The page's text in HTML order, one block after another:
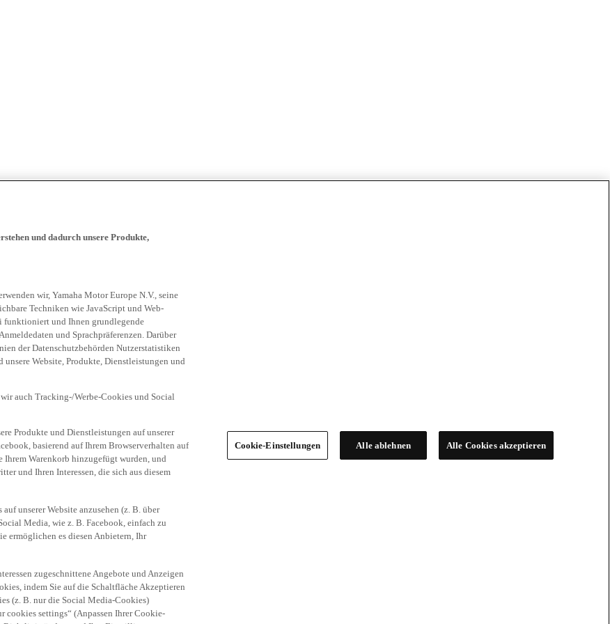
und dadurch unsere Produkte,
wir, Yamaha Motor Europe N.V., seine
Techniken wie JavaScript und Web-
funktioniert und Ihnen grundlegende
und Sprachpräferenzen. Darüber
der Datenschutzbehörden Nutzerstatistiken
unsere Website, Produkte, Dienstleistungen und
auch Tracking-/Werbe-Cookies und Social
Produkte und Dienstleistungen auf unserer
basierend auf Ihrem Browserverhalten auf
Ihrem Warenkorb hinzugefügt wurden, und
und Ihren Interessen, die sich aus diesem
unserer Website anzusehen (z. B. über
Media, wie z. B. Facebook, einfach zu
ermöglichen es diesen Anbietern, Ihr
zugeschnittene Angebote und Anzeigen
indem Sie auf die Schaltfläche Akzeptieren
(z. B. nur die Social Media-Cookies)
cookies settings“ (Anpassen Ihrer Cookie-
Cookie-Einstellungen Alle ablehnen Alle Cookies akzeptieren